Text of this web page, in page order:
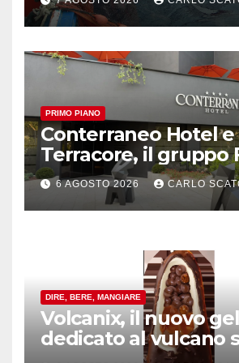
PRIMO PIANO
Conterraneo Hotel e
Terracore, il gruppo
amplia l’ ospitalità e il
alle porte di Caserta
6 AGOSTO 2026 CARLO
DIRE, BERE, MANGIARE
Volcanix, il nuovo
dedicato al vulcano